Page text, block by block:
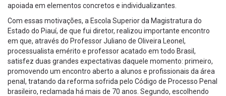
apoiada em elementos concretos e individualizantes.
Com essas motivações, a Escola Superior da Magistratura do
Estado do Piauí, de que fui diretor, realizou importante encontro
em que, através do Professor Juliano de Oliveira Leonel,
processualista emérito e professor acatado em todo Brasil,
satisfez duas grandes expectativas daquele momento: primeiro,
promovendo um encontro aberto a alunos e profissionais da área
penal, tratando da reforma sofrida pelo Código de Processo Penal
brasileiro, reclamada há mais de 70 anos. Segundo, escolhendo